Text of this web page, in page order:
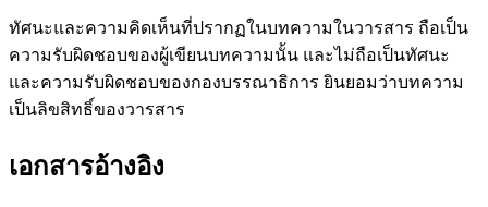
ทัศนะและความคิดเห็นที่ปรากฏในบทความในวารสาร ถือเป็น
ความรับผิดชอบของผู้เขียนบทความนั้น และไม่ถือเป็นทัศนะ
และความรับผิดชอบของกองบรรณาธิการ ยินยอมว่าบทความ
เป็นลิขสิทธิ์ของวารสาร
เอกสารอ้างอิง